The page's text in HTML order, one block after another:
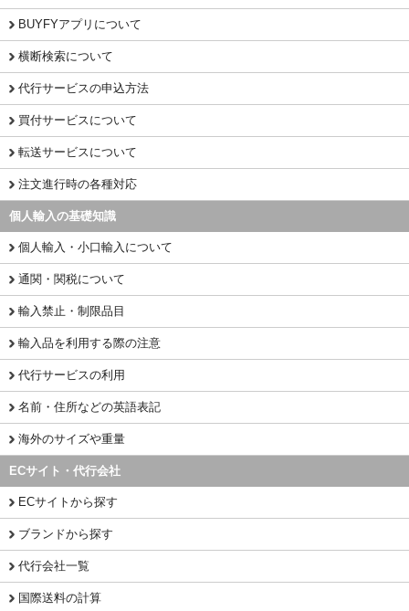
BUYFYアプリについて
横断検索について
代行サービスの申込方法
買付サービスについて
転送サービスについて
注文進行時の各種対応
個人輸入の基礎知識
個人輸入・小口輸入について
通関・関税について
輸入禁止・制限品目
輸入品を利用する際の注意
代行サービスの利用
名前・住所などの英語表記
海外のサイズや重量
ECサイト・代行会社
ECサイトから探す
ブランドから探す
代行会社一覧
国際送料の計算